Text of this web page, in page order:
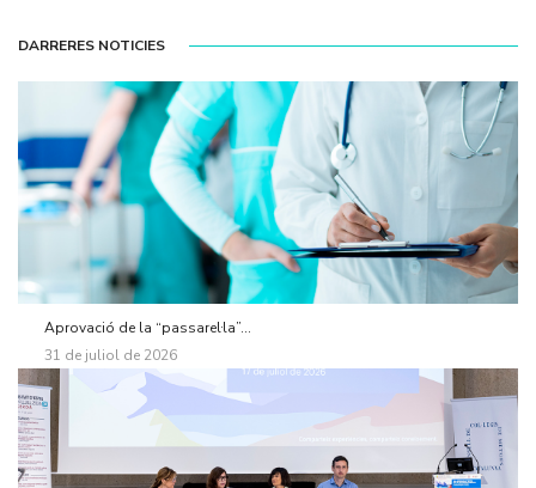
DARRERES NOTICIES
Aprovació de la “passarel·la”...
31 de juliol de 2026